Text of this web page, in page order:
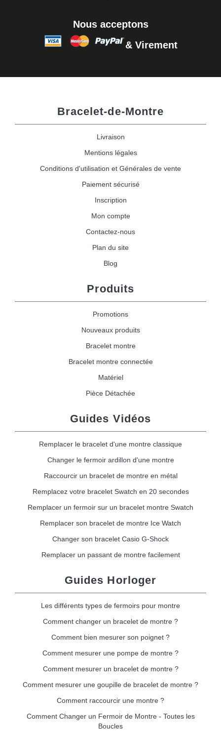
Nous acceptons
& Virement
Bracelet-de-Montre
Livraison
Mentions légales
Conditions d'utilisation et Générales de vente
Paiement sécurisé
Inscription
Mon compte
Contactez-nous
Plan du site
Blog
Produits
Promotions
Nouveaux produits
Bracelet montre
Bracelet montre connectée
Matériel
Pièce Détachée
Guides Vidéos
Remplacer le bracelet d'une montre classique
Changer le fermoir ardillon d'une montre
Raccourcir un bracelet de montre en métal
Remplacez votre bracelet Swatch en 20 secondes
Remplacer un fermoir sur un bracelet montre Swatch
Remplacer son bracelet de montre Ice Watch
Changer son bracelet Casio G-Shock
Remplacer un passant de montre facilement
Guides Horloger
Les différents types de fermoirs pour montre
Comment changer un bracelet de montre ?
Comment bien mesurer son poignet ?
Comment mesurer une pompe de montre ?
Comment mesurer un bracelet de montre ?
Comment mesurer une goupille de bracelet de montre ?
Comment raccourcir une montre ?
Comment Changer un Fermoir de Montre - Toutes les
Boucles